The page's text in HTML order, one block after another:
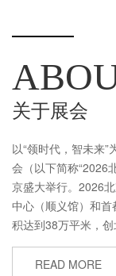
关于展会
以“领时代，智未来
会（以下简称“2026
京盛大举行。2026
中心（顺义馆）和
积达到38万平米，创
READ MORE